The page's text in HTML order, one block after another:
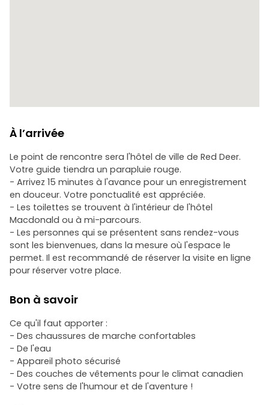
À l’arrivée
Le point de rencontre sera l'hôtel de ville de Red Deer.
Votre guide tiendra un parapluie rouge.
- Arrivez 15 minutes à l'avance pour un enregistrement
en douceur. Votre ponctualité est appréciée.
- Les toilettes se trouvent à l'intérieur de l'hôtel
Macdonald ou à mi-parcours.
- Les personnes qui se présentent sans rendez-vous
sont les bienvenues, dans la mesure où l'espace le
permet. Il est recommandé de réserver la visite en ligne
pour réserver votre place.
Bon à savoir
Ce qu'il faut apporter :
- Des chaussures de marche confortables
- De l'eau
- Appareil photo sécurisé
- Des couches de vêtements pour le climat canadien
- Votre sens de l'humour et de l'aventure !